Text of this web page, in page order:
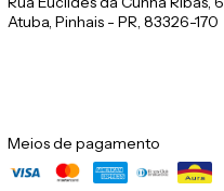
Atuba, Pinhais - PR, 83326-170
Meios de pagamento